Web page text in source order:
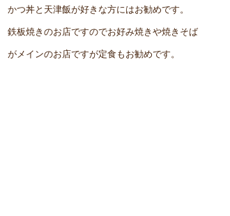
かつ丼と天津飯が好きな方にはお勧めです。
鉄板焼きのお店ですのでお好み焼きや焼きそば
がメインのお店ですが定食もお勧めです。